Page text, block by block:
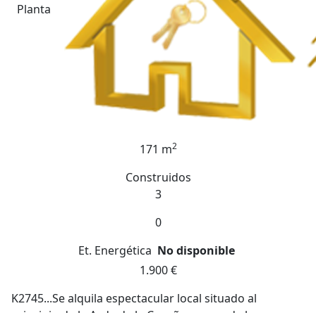
Planta
171 m2
Construidos
3
0
Et. Energética No disponible
1.900 €
K2745...Se alquila espectacular local situado al